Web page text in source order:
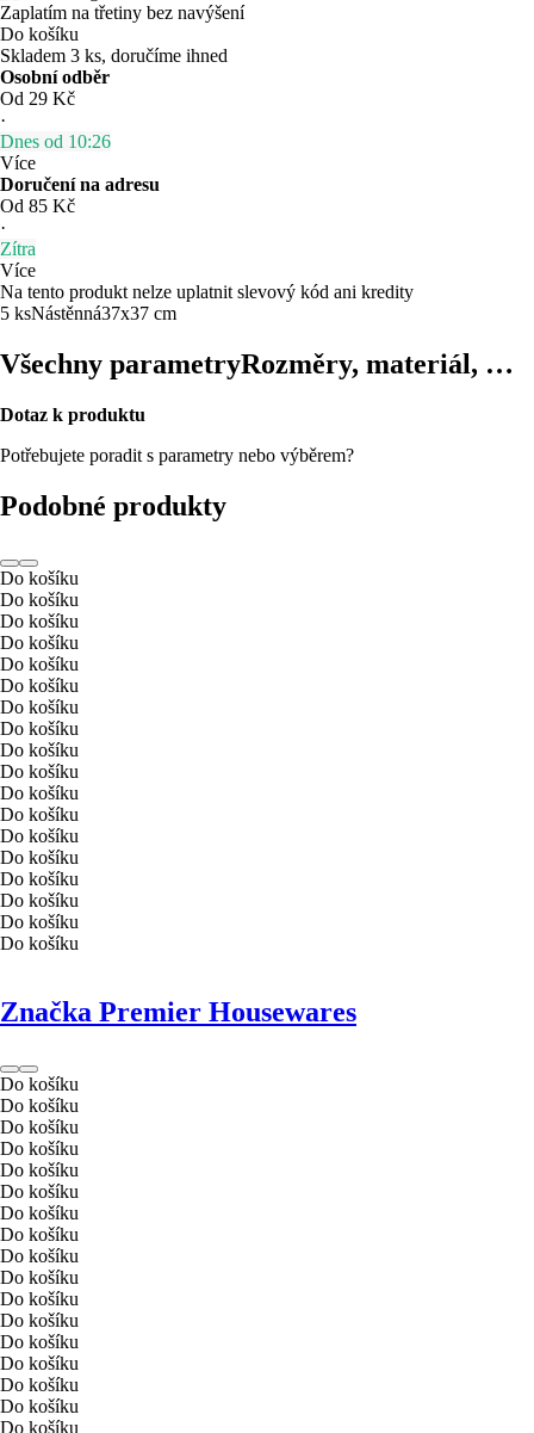
Zaplatím na třetiny bez navýšení
Do košíku
Skladem 3 ks, doručíme ihned
Osobní odběr
Od 29 Kč
·
Dnes od 10:26
Více
Doručení na adresu
Od 85 Kč
·
Zítra
Více
Na tento produkt nelze uplatnit slevový kód ani kredity
5 ksNástěnná37x37 cm
Všechny parametryRozměry, materiál, …
Dotaz k produktu
Potřebujete poradit s parametry nebo výběrem?
Podobné produkty
Do košíku
Do košíku
Do košíku
Do košíku
Do košíku
Do košíku
Do košíku
Do košíku
Do košíku
Do košíku
Do košíku
Do košíku
Do košíku
Do košíku
Do košíku
Do košíku
Do košíku
Do košíku
Značka Premier Housewares
Do košíku
Do košíku
Do košíku
Do košíku
Do košíku
Do košíku
Do košíku
Do košíku
Do košíku
Do košíku
Do košíku
Do košíku
Do košíku
Do košíku
Do košíku
Do košíku
Do košíku